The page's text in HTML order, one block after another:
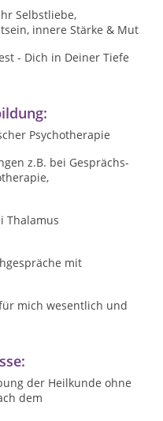
Selbstliebe,
innere Stärke & Mut
- Dich in Deiner Tiefe
Psychotherapie
z.B. bei Gesprächs-
Thalamus
mit
mich wesentlich und
der Heilkunde ohne
dem